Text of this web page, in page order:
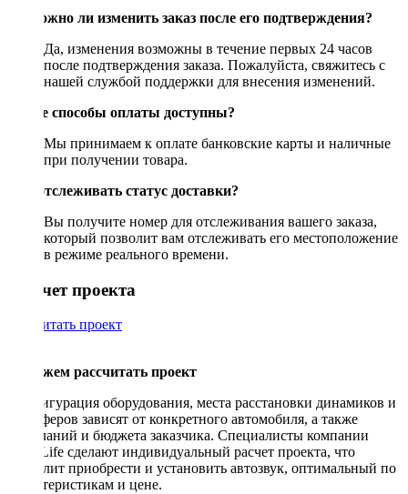
Возможно ли изменить заказ после его подтверждения?
Да, изменения возможны в течение первых 24 часов
после подтверждения заказа. Пожалуйста, свяжитесь с
нашей службой поддержки для внесения изменений.
Какие способы оплаты доступны?
Мы принимаем к оплате банковские карты и наличные
при получении товара.
Как отслеживать статус доставки?
Вы получите номер для отслеживания вашего заказа,
который позволит вам отслеживать его местоположение
в режиме реального времени.
Рассчет проекта
Рассчитать проект
Поможем рассчитать проект
Конфигурация оборудования, места расстановки динамиков и
сабвуферов зависят от конкретного автомобиля, а также
пожеланий и бюджета заказчика. Специалисты компании
DriveLife сделают индивидуальный расчет проекта, что
позволит приобрести и установить автозвук, оптимальный по
характеристикам и цене.